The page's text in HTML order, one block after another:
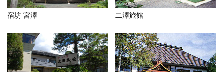
宿坊 宮澤 二澤旅館